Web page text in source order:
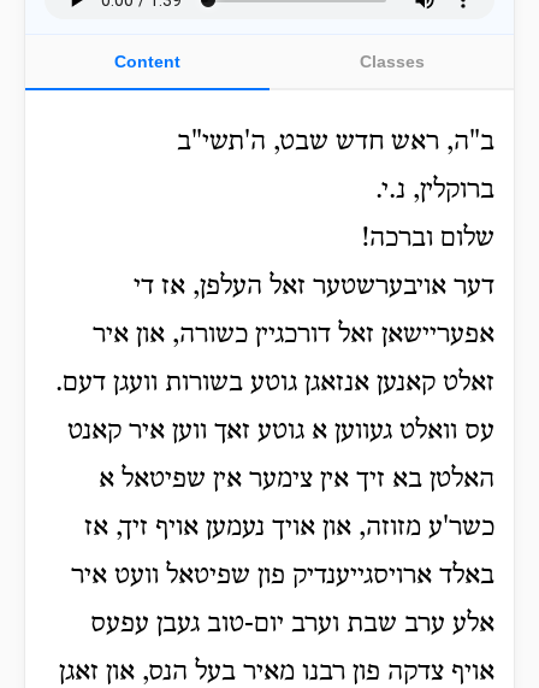
Content Classes
ב"ה, ראש חדש שבט, ה'תשי"ב
ברוקלין, נ.י.
שלום וברכה!
דער אויבערשטער זאל העלפן, אז די
אפעריישאן זאל דורכגיין כשורה, און איר
זאלט קאנען אנזאגן גוטע בשורות וועגן דעם.
עס וואלט געווען א גוטע זאך ווען איר קאנט
האלטן בא זיך אין צימער אין שפיטאל א
כשר'ע מזוזה, און אויך נעמען אויף זיך, אז
באלד ארויסגייענדיק פון שפיטאל וועט איר
אלע ערב שבת וערב יום-טוב געבן עפעס
אויף צדקה פון רבנו מאיר בעל הנס, און זאגן